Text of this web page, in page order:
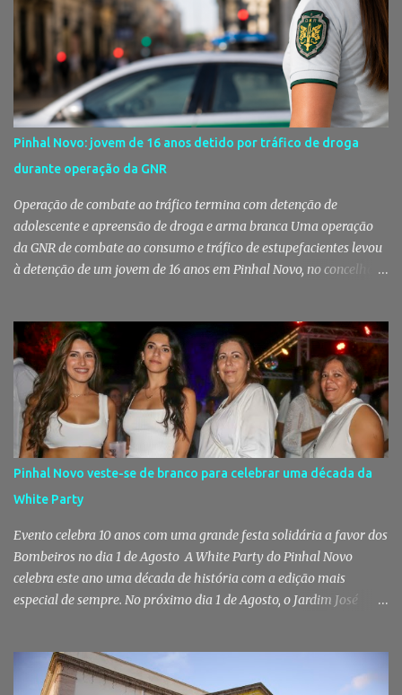
Pinhal Novo: jovem de 16 anos detido por tráfico de droga
durante operação da GNR
Operação de combate ao tráfico termina com detenção de
adolescente e apreensão de droga e arma branca Uma operação
da GNR de combate ao consumo e tráfico de estupefacientes levou
à detenção de um jovem de 16 anos em Pinhal Novo, no concelho
das autoridades sobre este tipo de criminalidade no distrito de
Setúbal. Droga, arma branca e dinheiro apreendidos pela GNR Um
jovem de 16 anos foi detido na segunda-feira, 28 de Julho, por
suspeitas da prática do crime de tráfico de estupefacientes, na
localidade de Pinhal Novo. A detenção foi efetuada pelo Comando
Territorial de Setúbal da GNR, através do Posto Territorial de
Pinhal Novo, no âmbito de uma operação de fiscalização
especialmente direcionada para o combate ao consumo e tráfico
de droga. Segundo a GNR, "os militares da Guarda identificaram
vários indivíduos" durante a ação policial realizada em Pi...
Pinhal Novo veste-se de branco para celebrar uma década da
White Party
Evento celebra 10 anos com uma grande festa solidária a favor dos
Bombeiros no dia 1 de Agosto A White Party do Pinhal Novo
celebra este ano uma década de história com a edição mais
especial de sempre. No próximo dia 1 de Agosto, o Jardim José
que parte das receitas reverterá para a Associação Humanitária
dos Bombeiros Voluntários do Pinhal Novo, reforçando o espírito